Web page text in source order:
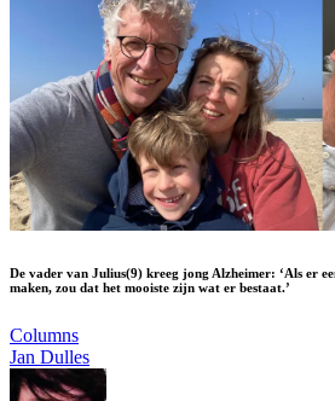
De vader van Julius(9) kreeg jong Alzheimer: ‘Als er
maken, zou dat het mooiste zijn wat er bestaat.’
Columns
Jan Dulles